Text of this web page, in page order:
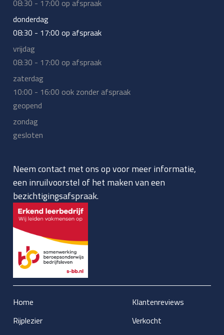
08:30 - 17:00 op afspraak
donderdag
08:30 - 17:00 op afspraak
vrijdag
08:30 - 17:00 op afspraak
zaterdag
10:00 - 16:00 ook zonder afspraak
geopend
zondag
gesloten
Neem contact met ons op voor meer informatie,
een inruilvoorstel of het maken van een
bezichtigingsafspraak.
Home
Rijplezier
Klantenreviews
Verkocht